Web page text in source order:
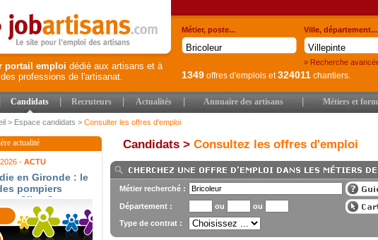
portail emploi dédié aux artisans et à
professions de l'artisanat.
Métier, poste... Ville, département...
» Recherche
1349 offres d'emplois et324011 chantiers.
Candidats Recruteurs Actualités Annuaire des artisans Métiers et
> Espace candidats > Consulter les offres d'emploi
actualité
- ACTU
en Gironde : le
pompiers
qu?ils n?ont pas
Le Porge »
des stars du
- Le Parisien
Candidats > Consultez les offres d'emploi
Métier recherché :
Département : ou
ou
Type de contrat :